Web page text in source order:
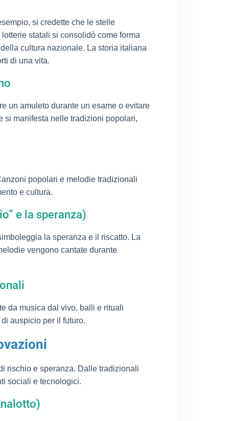
si credette che le stelle
statali si consolidò come forma
cultura nazionale. La storia italiana
di una vita.
un amuleto durante un esame o evitare
si manifesta nelle tradizioni popolari,
popolari e melodie tradizionali
e cultura.
e la speranza)
la speranza e il riscatto. La
vengono cantate durante
da musica dal vivo, balli e rituali
auspicio per il futuro.
rischio e speranza. Dalle tradizionali
sociali e tecnologici.